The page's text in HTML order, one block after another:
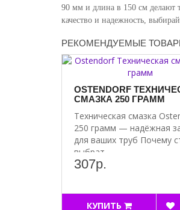
90 мм и длина в 150 см делают
качество и надежность,
РЕКОМЕНДУЕМЫЕ
OSTENDORF
СМАЗКА 250 ГРАММ
Техническая смазка
250 грамм — надёжная
для ваших труб Почему
выбрат..
307р.
КУПИТЬ